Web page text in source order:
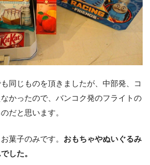
同じものを頂きましたが、中部発、コ
かったので、バンコク発のフライトの
だと思います。
菓子のみです。 おもちゃやぬいぐるみ
した。